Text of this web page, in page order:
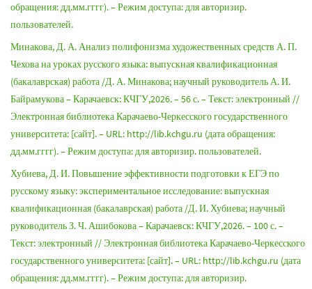
обращения: дд.мм.гггг). – Режим доступа: для авторизир.
пользователей.
Минакова, Д. А. Анализ полифонизма художественных средств А. П.
Чехова на уроках русского языка: выпускная квалификационная
(бакалаврская) работа /Д. А. Минакова; научный руководитель А. И.
Байрамукова – Карачаевск: КЧГУ,2026. – 56 с. – Текст: электронный //
Электронная библиотека Карачаево-Черкесского государственного
университета: [сайт]. – URL: http://lib.kchgu.ru (дата обращения:
дд.мм.гггг). – Режим доступа: для авторизир. пользователей.
Хубиева, Д. И. Повышение эффективности подготовки к ЕГЭ по
русскому языку: экспериментальное исследование: выпускная
квалификационная (бакалаврская) работа /Д. И. Хубиева; научный
руководитель З. Ч. Ашибокова – Карачаевск: КЧГУ,2026. – 100 с. –
Текст: электронный // Электронная библиотека Карачаево-Черкесского
государственного университета: [сайт]. – URL: http://lib.kchgu.ru (дата
обращения: дд.мм.гггг). – Режим доступа: для авторизир.